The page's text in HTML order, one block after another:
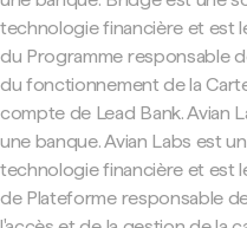
technologie financière et est
du Programme responsable
du fonctionnement de la
compte de Lead Bank. Avian
une banque. Avian Labs est
technologie financière et est
de Plateforme responsable